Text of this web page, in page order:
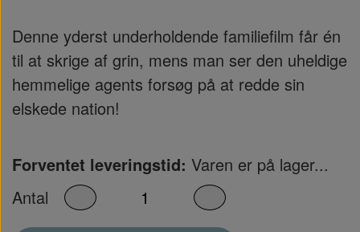
Denne yderst underholdende familiefilm får én
til at skrige af grin, mens man ser den uheldige
hemmelige agents forsøg på at redde sin
elskede nation!
Forventet leveringstid: Varen er på lager...
Antal